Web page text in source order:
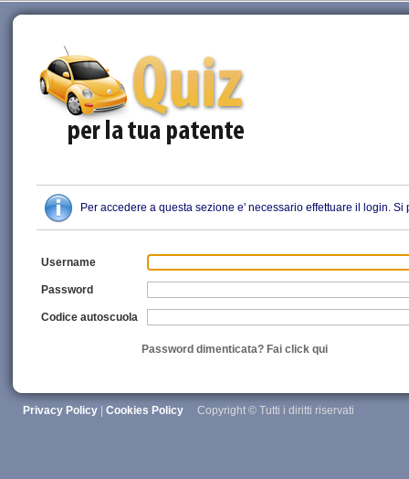
Per accedere a questa sezione e' necessario effettuare il login.
Username
Password
Codice autoscuola
Password dimenticata? Fai click qui
Privacy Policy Cookies Policy Copyright © Tutti i diritti riservati